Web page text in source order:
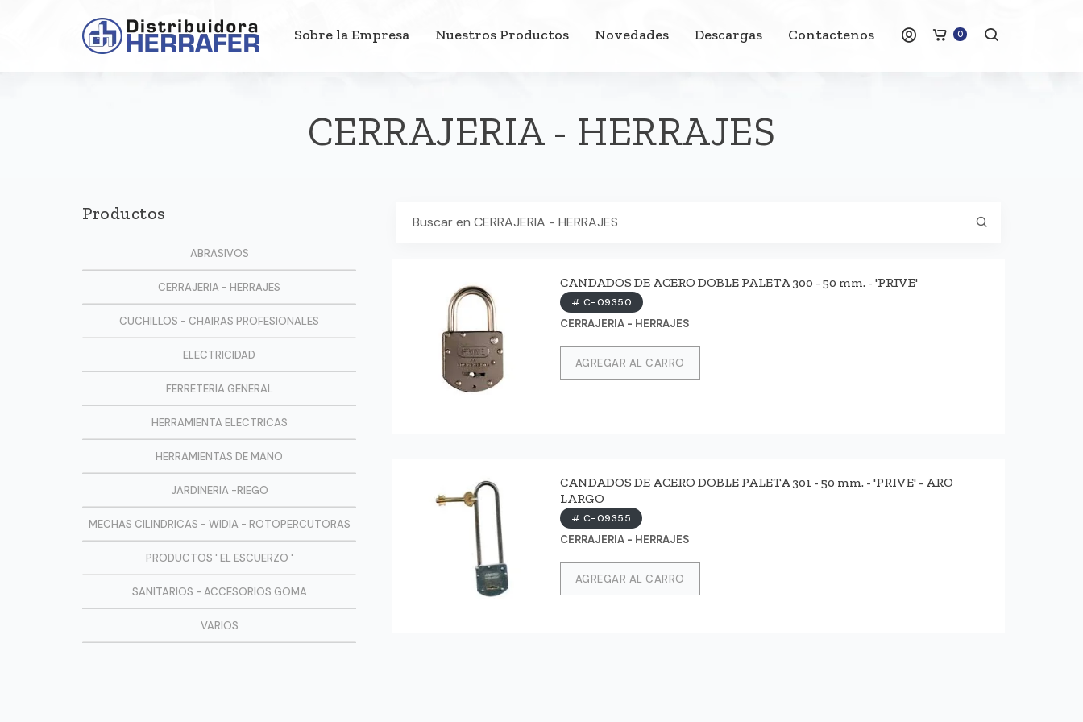
0
Sobre la Empresa Nuestros Productos Novedades Descargas Contactenos
CERRAJERIA - HERRAJES
CANDADOS DE ACERO DOBLE PALETA 300 - 50 mm. - 'PRIVE'
# C-09350
CERRAJERIA - HERRAJES
AGREGAR AL CARRO
CANDADOS DE ACERO DOBLE PALETA 301 - 50 mm. - 'PRIVE' - ARO
LARGO
# C-09355
CERRAJERIA - HERRAJES
AGREGAR AL CARRO
Productos
ABRASIVOS
CERRAJERIA - HERRAJES
CUCHILLOS - CHAIRAS PROFESIONALES
ELECTRICIDAD
FERRETERIA GENERAL
HERRAMIENTA ELECTRICAS
HERRAMIENTAS DE MANO
JARDINERIA -RIEGO
MECHAS CILINDRICAS - WIDIA - ROTOPERCUTORAS
PRODUCTOS ' EL ESCUERZO '
SANITARIOS - ACCESORIOS GOMA
VARIOS